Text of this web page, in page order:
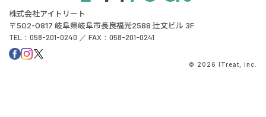
株式会社アイトリート
〒502-0817 岐阜県岐阜市長良福光2588 辻文ビル 3F
TEL：058-201-0240 ／ FAX：058-201-0241
© 2026 ITreat, inc.